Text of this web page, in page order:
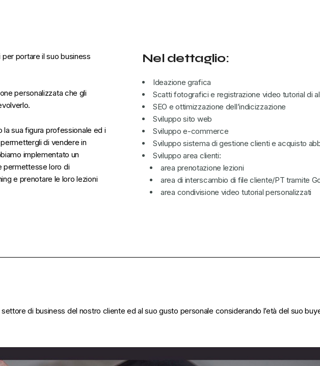
portare il suo business
personalizzata che gli
sua figura professionale ed i
di vendere in
implementato un
permettesse loro di
e prenotare le loro lezioni
Nel dettaglio:
Ideazione grafica
Scatti fotografici e registrazione video tutorial di
SEO e ottimizzazione dell’indicizzazione
Sviluppo sito web
Sviluppo e-commerce
Sviluppo sistema di gestione clienti e acquisto
Sviluppo area clienti:
area prenotazione lezioni
area di interscambio di file cliente/PT tramite
area condivisione video tutorial personalizzati
di business del nostro cliente ed al suo gusto personale considerando l’età del suo